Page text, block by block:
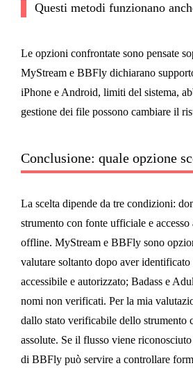
Questi metodi funzionano
Le opzioni confrontate sono pensate
MyStream e BBFly dichiarano
iPhone e Android, limiti del sistema,
gestione dei file possono cambiare il
Conclusione: quale opzione
La scelta dipende da tre condizioni:
strumento con fonte ufficiale e
offline. MyStream e BBFly sono
valutare soltanto dopo aver
accessibile e autorizzato; Badass e
nomi non verificati. Per la mia
dallo stato verificabile dello strumento
assolute. Se il flusso viene
di BBFly può servire a controllare